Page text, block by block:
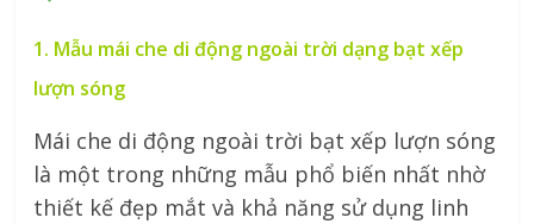
1. Mẫu mái che di động ngoài trời dạng bạt xếp
lượn sóng
Mái che di động ngoài trời bạt xếp lượn sóng
là một trong những mẫu phổ biến nhất nhờ
thiết kế đẹp mắt và khả năng sử dụng linh